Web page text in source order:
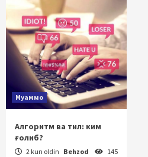
Муаммо
Алгоритм ва тил: ким
ғолиб?
2 kun oldin Behzod 145